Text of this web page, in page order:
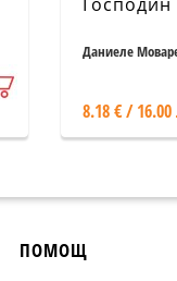
Даниеле
8.18 € /
ПОМОЩ